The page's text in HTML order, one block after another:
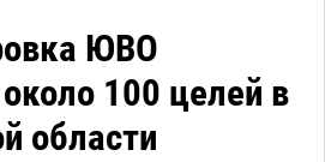
ЮВО
100 целей в
области